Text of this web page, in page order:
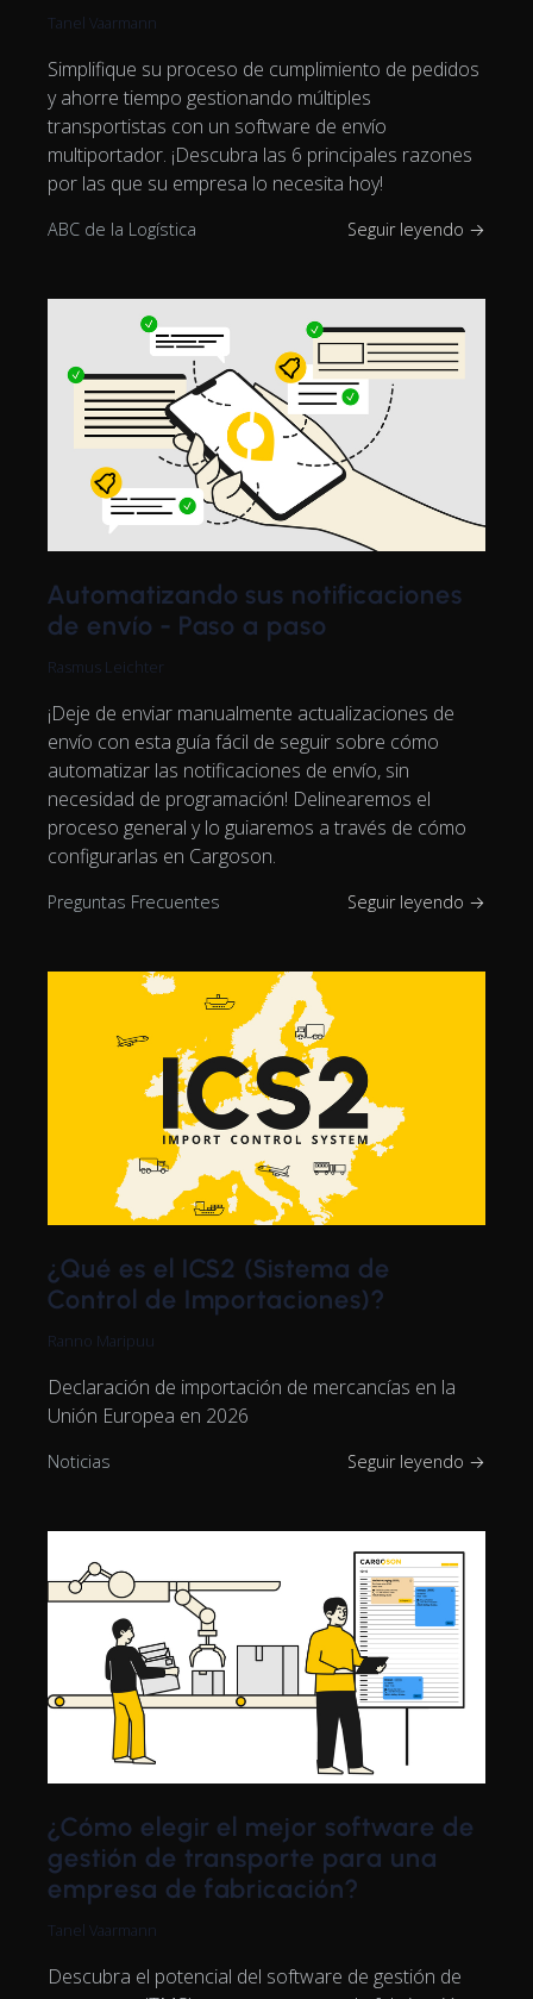
Tanel Vaarmann
Simplifique su proceso de cumplimiento de pedidos
y ahorre tiempo gestionando múltiples
transportistas con un software de envío
multiportador. ¡Descubra las 6 principales razones
por las que su empresa lo necesita hoy!
ABC de la Logística Seguir leyendo →
Automatizando sus notificaciones
de envío - Paso a paso
Rasmus Leichter
¡Deje de enviar manualmente actualizaciones de
envío con esta guía fácil de seguir sobre cómo
automatizar las notificaciones de envío, sin
necesidad de programación! Delinearemos el
proceso general y lo guiaremos a través de cómo
configurarlas en Cargoson.
Preguntas Frecuentes Seguir leyendo →
¿Qué es el ICS2 (Sistema de
Control de Importaciones)?
Ranno Maripuu
Declaración de importación de mercancías en la
Unión Europea en 2026
Noticias Seguir leyendo →
¿Cómo elegir el mejor software de
gestión de transporte para una
empresa de fabricación?
Tanel Vaarmann
Descubra el potencial del software de gestión de